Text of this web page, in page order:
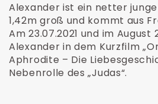
Alexander ist ein netter
1,42m groß und kommt aus
Am 23.07.2021 und im August
Alexander in dem Kurzfilm
Aphrodite – Die
Nebenrolle des „Judas“.